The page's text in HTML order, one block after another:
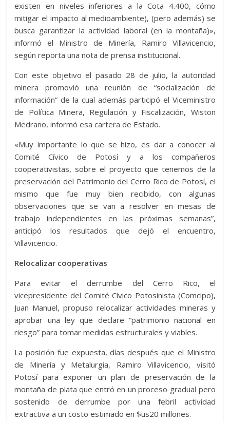
existen en niveles inferiores a la Cota 4.400, cómo
mitigar el impacto al medioambiente), (pero además) se
busca garantizar la actividad laboral (en la montaña)»,
informó el Ministro de Minería, Ramiro Villavicencio,
según reporta una nota de prensa institucional.
Con este objetivo el pasado 28 de julio, la autoridad
minera promovió una reunión de “socialización de
información” de la cual además participó el Viceministro
de Política Minera, Regulación y Fiscalización, Wiston
Medrano, informó esa cartera de Estado.
«Muy importante lo que se hizo, es dar a conocer al
Comité Cívico de Potosí y a los compañeros
cooperativistas, sobre el proyecto que tenemos de la
preservación del Patrimonio del Cerro Rico de Potosí, el
mismo que fue muy bien recibido, con algunas
observaciones que se van a resolver en mesas de
trabajo independientes en las próximas semanas”,
anticipó los resultados que dejó el encuentro,
Villavicencio.
Relocalizar cooperativas
Para evitar el derrumbe del Cerro Rico, el
vicepresidente del Comité Cívico Potosinista (Comcipo),
Juan Manuel, propuso relocalizar actividades mineras y
aprobar una ley que declare “patrimonio nacional en
riesgo” para tomar medidas estructurales y viables.
La posición fue expuesta, días después que el Ministro
de Minería y Metalurgia, Ramiro Villavicencio, visitó
Potosí para exponer un plan de preservación de la
montaña de plata que entró en un proceso gradual pero
sostenido de derrumbe por una febril actividad
extractiva a un costo estimado en $us20 millones.